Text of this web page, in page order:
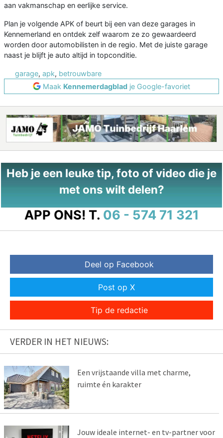
aan vakmanschap en eerlijke service.
Plan je volgende APK of beurt bij een van deze garages in
Kennemerland en ontdek zelf waarom ze zo gewaardeerd
worden door automobilisten in de regio. Met de juiste garage
naast je blijft je auto altijd in topconditie.
garage, apk, betrouwbare
Maak Kennemerdagblad je Google-favoriet
Heb je een leuke tip, foto of video die je
met ons wilt delen?
APP ONS! T. 06 - 574 71 321
Deel op Facebook
Post op X
Tip de redactie
VERDER IN HET NIEUWS:
Een vrijstaande villa met charme,
ruimte én karakter
Jouw ideale internet- en tv-partner voor